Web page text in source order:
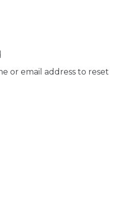
or email address to reset